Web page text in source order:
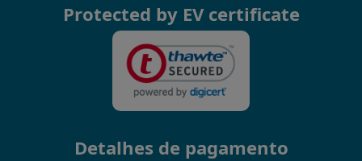
Protected by EV certificate
Detalhes de pagamento